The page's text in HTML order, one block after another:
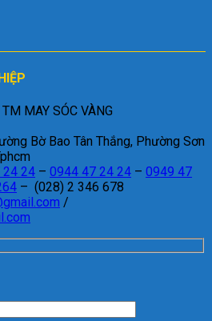
MAY SÓC VÀNG
Bờ Bao Tân Thắng, Phường Sơn
24 24 – 0944 47 24 24 – 0949 47
– (028) 2 346 678
/